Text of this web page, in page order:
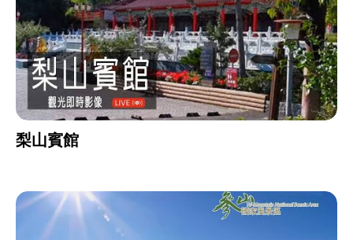
梨山賓館